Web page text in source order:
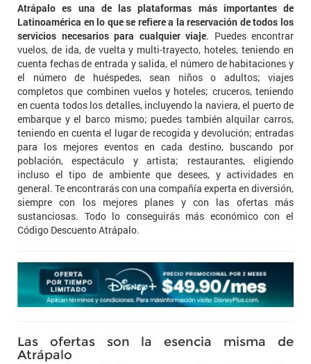
Atrápalo es una de las plataformas más importantes de
Latinoamérica en lo que se refiere a la reservación de todos los
servicios necesarios para cualquier viaje. Puedes encontrar
vuelos, de ida, de vuelta y multi-trayecto, hoteles, teniendo en
cuenta fechas de entrada y salida, el número de habitaciones y
el número de huéspedes, sean niños o adultos; viajes
completos que combinen vuelos y hoteles; cruceros, teniendo
en cuenta todos los detalles, incluyendo la naviera, el puerto de
embarque y el barco mismo; puedes también alquilar carros,
teniendo en cuenta el lugar de recogida y devolución; entradas
para los mejores eventos en cada destino, buscando por
población, espectáculo y artista; restaurantes, eligiendo
incluso el tipo de ambiente que desees, y actividades en
general. Te encontrarás con una compañía experta en diversión,
siempre con los mejores planes y con las ofertas más
sustanciosas. Todo lo conseguirás más económico con el
Código Descuento Atrápalo.
Las ofertas son la esencia misma de
Atrápalo